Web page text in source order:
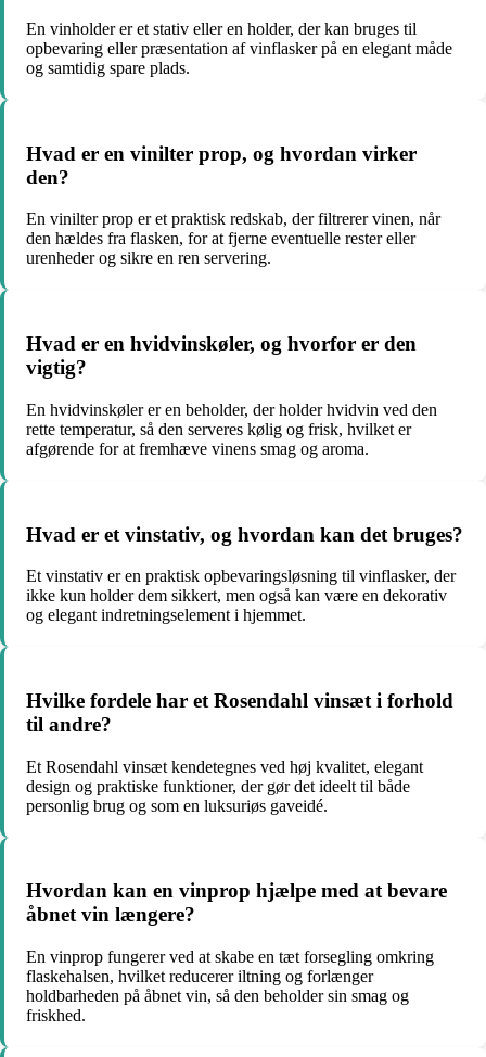
En vinholder er et stativ eller en holder, der kan bruges til
opbevaring eller præsentation af vinflasker på en elegant måde
og samtidig spare plads.
Hvad er en vinilter prop, og hvordan virker
den?
En vinilter prop er et praktisk redskab, der filtrerer vinen, når
den hældes fra flasken, for at fjerne eventuelle rester eller
urenheder og sikre en ren servering.
Hvad er en hvidvinskøler, og hvorfor er den
vigtig?
En hvidvinskøler er en beholder, der holder hvidvin ved den
rette temperatur, så den serveres kølig og frisk, hvilket er
afgørende for at fremhæve vinens smag og aroma.
Hvad er et vinstativ, og hvordan kan det bruges?
Et vinstativ er en praktisk opbevaringsløsning til vinflasker, der
ikke kun holder dem sikkert, men også kan være en dekorativ
og elegant indretningselement i hjemmet.
Hvilke fordele har et Rosendahl vinsæt i forhold
til andre?
Et Rosendahl vinsæt kendetegnes ved høj kvalitet, elegant
design og praktiske funktioner, der gør det ideelt til både
personlig brug og som en luksuriøs gaveidé.
Hvordan kan en vinprop hjælpe med at bevare
åbnet vin længere?
En vinprop fungerer ved at skabe en tæt forsegling omkring
flaskehalsen, hvilket reducerer iltning og forlænger
holdbarheden på åbnet vin, så den beholder sin smag og
friskhed.